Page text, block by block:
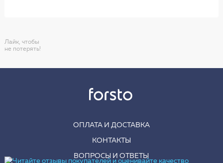
Лайк, чтобы
не потерять!
ОПЛАТА И ДОСТАВКА
КОНТАКТЫ
ВОПРОСЫ И ОТВЕТЫ